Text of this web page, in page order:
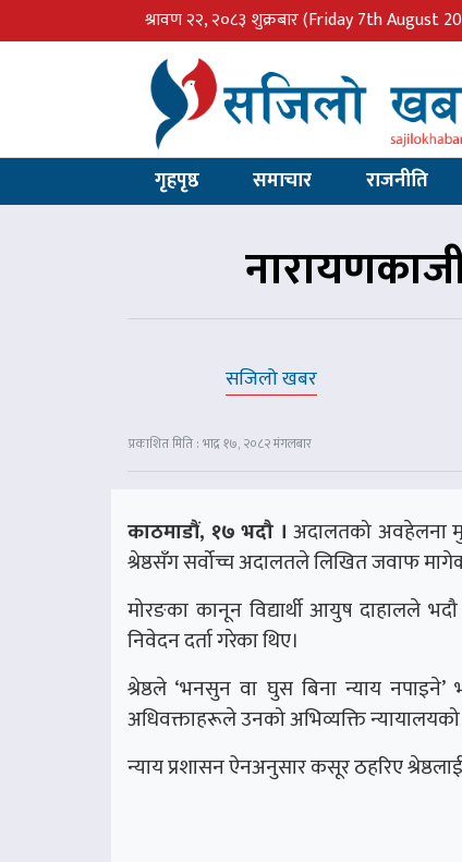
श्रावण २२, २०८३ शुक्रबार(Friday 7th August
गृहपृष्ठ समाचार राजनीति
सजिलो खबर
प्रकाशित मिति : भाद्र १७, २०८२ मंगलबार
काठमाडौं, १७ भदौ । अदालतको अवहेलना
श्रेष्ठसँग सर्वोच्च अदालतले लिखित जवाफ
मोरङका कानून विद्यार्थी आयुष दाहालले
निवेदन दर्ता गरेका थिए।
श्रेष्ठले ‘भनसुन वा घुस बिना न्याय नपाइने’
अधिवक्ताहरूले उनको अभिव्यक्ति न्यायालयको
न्याय प्रशासन ऐनअनुसार कसूर ठहरिए